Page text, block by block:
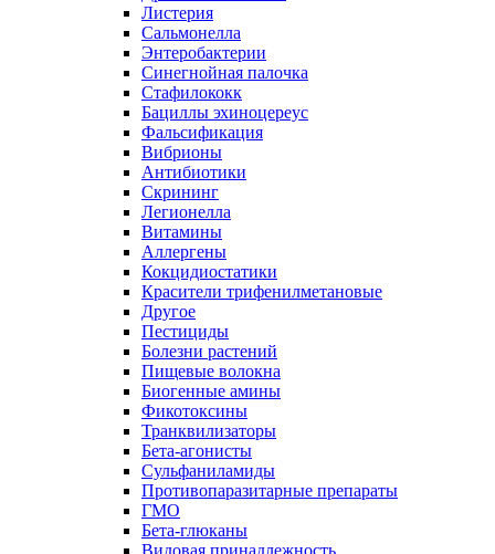
Листерия
Сальмонелла
Энтеробактерии
Синегнойная палочка
Стафилококк
Бациллы эхиноцереус
Фальсификация
Вибрионы
Антибиотики
Скрининг
Легионелла
Витамины
Аллергены
Кокцидиостатики
Красители трифенилметановые
Другое
Пестициды
Болезни растений
Пищевые волокна
Биогенные амины
Фикотоксины
Транквилизаторы
Бета-агонисты
Сульфаниламиды
Противопаразитарные препараты
ГМО
Бета-глюканы
Видовая принадлежность